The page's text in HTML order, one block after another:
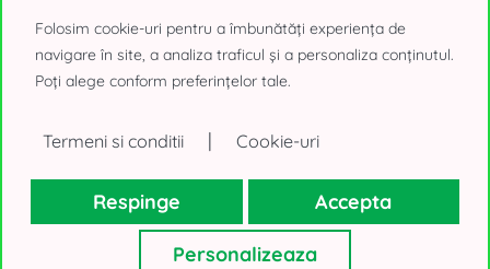
0% comision space planning gratuit
sau
Folosim cookie-uri pentru a îmbunătăți experiența de
navigare în site, a analiza traficul și a personaliza conținutul.
Poți alege conform preferințelor tale.
Termeni si conditii | Cookie-uri
Respinge Accepta
Personalizeaza